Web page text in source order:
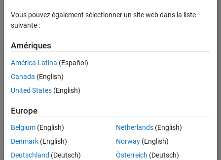
Développement de produits
Gestion des programmes
Actuellement,
aucune
offre
d'emploi
correspondant
à vos
critères
de
recherche.
Vous pouvez également sélectionner un site web dans la liste
suivante :
Amériques
América Latina (Español)
Canada (English)
United States (English)
Europe
Belgium (English)
Denmark (English)
Deutschland (Deutsch)
Netherlands(English)
Norway(English)
Österreich (Deutsch)